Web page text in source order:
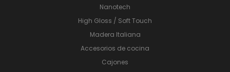
Nanotech
High Gloss / Soft Touch
Madera Italiana
Accesorios de cocina
Cajones